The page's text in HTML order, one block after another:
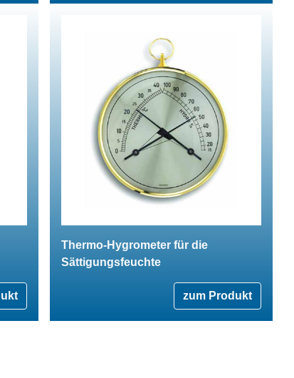
Thermo-Hygrometer für die
Sättigungsfeuchte
zum Produkt